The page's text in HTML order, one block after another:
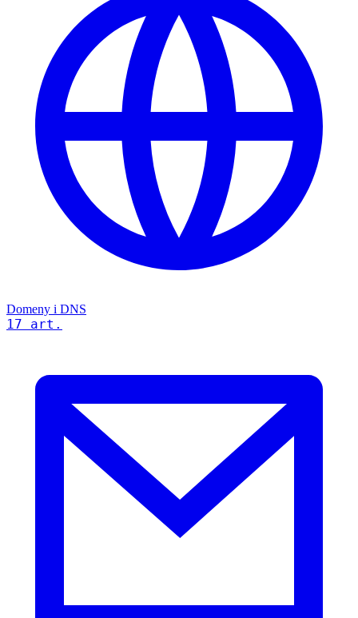
Domeny i DNS
17 art.